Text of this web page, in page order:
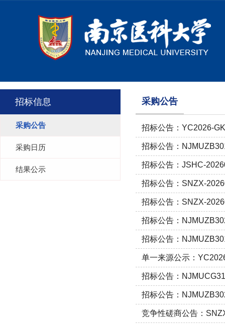
招标信息
采购公告
采购日历
结果公示
采购公告
招标公告：YC2026-
招标公告：
招标公告：JSHC-
招标公告：SNZX-
招标公告：SNZX-
招标公告：
招标公告：
单一来源公示：
招标公告：
招标公告：
竞争性磋商公告：